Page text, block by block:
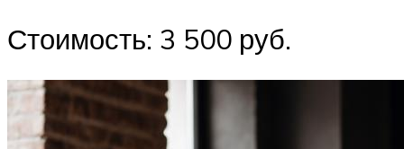
Стоимость: 3 500 руб.